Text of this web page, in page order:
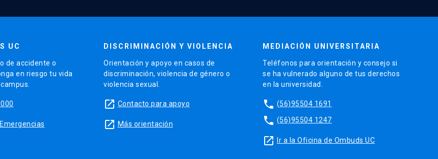
UC
de accidente o
en riesgo tu vida
DISCRIMINACIÓN Y VIOLENCIA
Orientación y apoyo en casos de
discriminación, violencia de género o
violencia sexual.
launch Contacto para apoyo
launch Más orientación
MEDIACIÓN UNIVERSITARIA
Teléfonos para orientación y consejo si
se ha vulnerado alguno de tus derechos
en la universidad.
phone (56)95504 1691
phone (56)95504 1247
launch Ir a la Oficina de Ombuds UC